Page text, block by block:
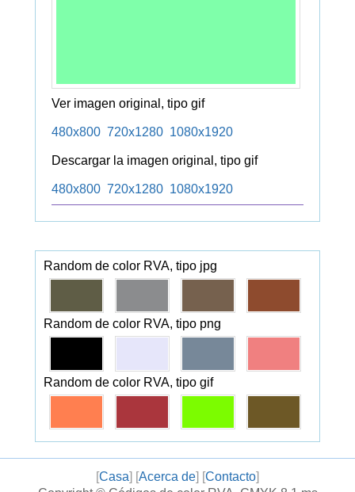
Ver imagen original, tipo gif
480x800 720x1280 1080x1920
Descargar la imagen original, tipo gif
480x800 720x1280 1080x1920
Random de color RVA, tipo jpg
Random de color RVA, tipo png
Random de color RVA, tipo gif
[Casa] [Acerca de] [Contacto]